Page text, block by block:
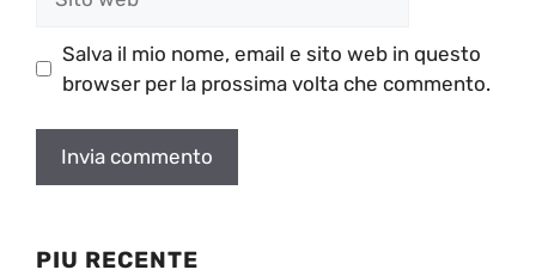
web
Salva il mio nome, email e sito web in questo
browser per la prossima volta che commento.
PIU RECENTE